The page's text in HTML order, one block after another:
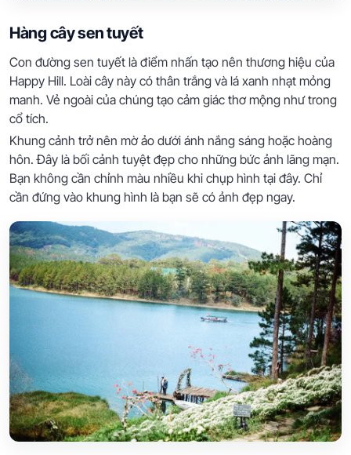
Hàng cây sen tuyết
Con đường sen tuyết là điểm nhấn tạo nên thương hiệu của
Happy Hill. Loài cây này có thân trắng và lá xanh nhạt mỏng
manh. Vẻ ngoài của chúng tạo cảm giác thơ mộng như trong
cổ tích.
Khung cảnh trở nên mờ ảo dưới ánh nắng sáng hoặc hoàng
hôn. Đây là bối cảnh tuyệt đẹp cho những bức ảnh lãng mạn.
Bạn không cần chỉnh màu nhiều khi chụp hình tại đây. Chỉ
cần đứng vào khung hình là bạn sẽ có ảnh đẹp ngay.